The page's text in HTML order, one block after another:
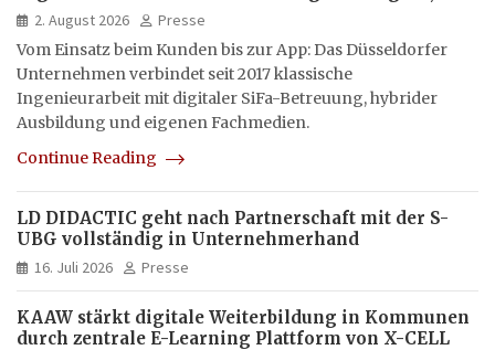
hybrid und multimedial
2. August 2026
Presse
Vom Einsatz beim Kunden bis zur App: Das Düsseldorfer
Unternehmen verbindet seit 2017 klassische
Ingenieurarbeit mit digitaler SiFa-Betreuung, hybrider
Ausbildung und eigenen Fachmedien.
Continue Reading
LD DIDACTIC geht nach Partnerschaft mit der S-
UBG vollständig in Unternehmerhand
16. Juli 2026 Presse
KAAW stärkt digitale Weiterbildung in Kommunen
durch zentrale E-Learning Plattform von X-CELL